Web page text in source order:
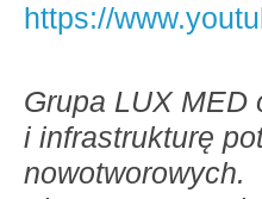
https://
Grupa LUX MED
i infrastrukturę
nowotworowych.